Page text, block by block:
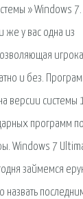
» Windows 7.
же у вас одна из
и без.
версии системы
программ по
Windows 7
займемся
назвать